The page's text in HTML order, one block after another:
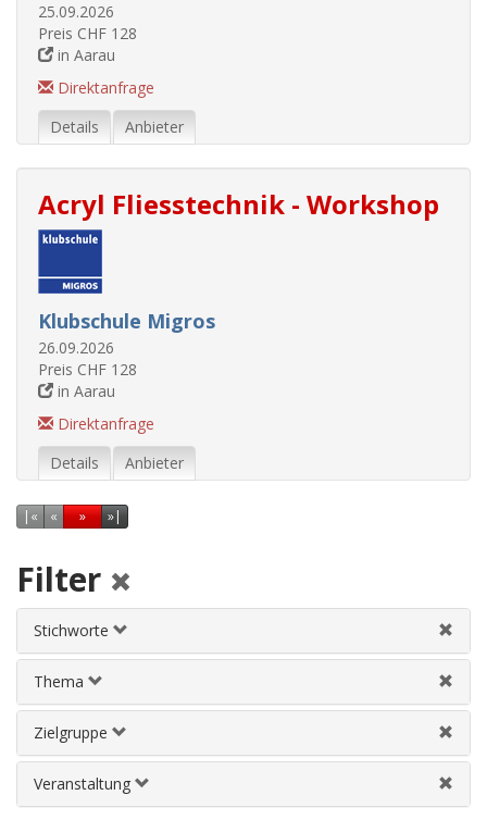
25.09.2026
Preis CHF 128
in Aarau
Direktanfrage
Details
Anbieter
Acryl Fliesstechnik - Workshop
Klubschule Migros
26.09.2026
Preis CHF 128
in Aarau
Direktanfrage
Details
Anbieter
| « Erste Seite
« Vorherige Seite
»Nächste Seite
»|Letzte Seite
Filter
Stichworte
Thema
Zielgruppe
Veranstaltung